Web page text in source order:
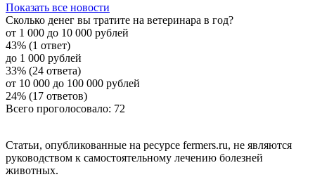
Показать все новости
Сколько денег вы тратите на ветеринара в год?
от 1 000 до 10 000 рублей
43% (1 ответ)
до 1 000 рублей
33% (24 ответа)
от 10 000 до 100 000 рублей
24% (17 ответов)
Всего проголосовало: 72
Статьи, опубликованные на ресурсе fermers.ru, не являются
руководством к самостоятельному лечению болезней
животных.